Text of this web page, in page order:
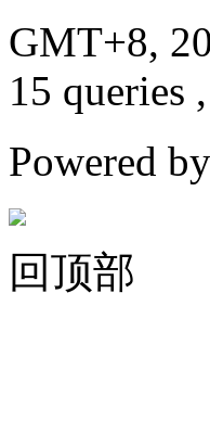
GMT+8,
15 queries
Powered by
回顶部